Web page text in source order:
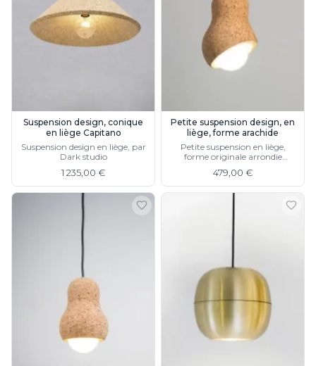
Baulmann Leuchten
bpe:LICHT
Brand Von Egmond
Edito Paris
Elstead Lighting
Estro
Ferroluce
Ferroluce Classic
Fine Art Lamps
Hudson Valley
Jacques Garcia
Suspension design, conique
en liège Capitano
Suspension design en liège, par
Dark studio
1 235,00 €
Petite suspension design, en
liège, forme arachide
Petite suspension en liège,
forme originale arrondie
479,00 €